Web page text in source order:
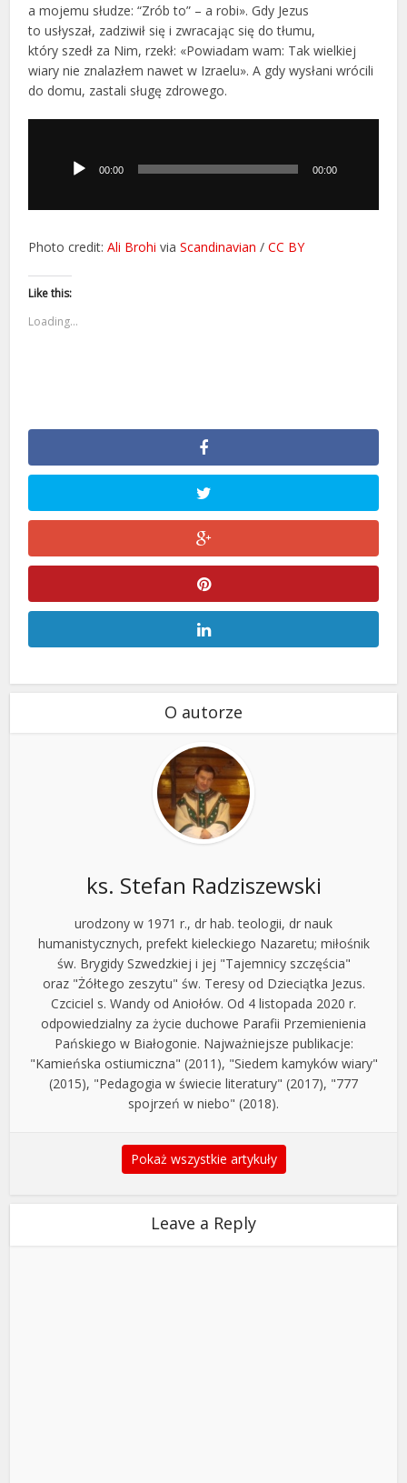
a mojemu słudze: “Zrób to” – a robi». Gdy Jezus
to usłyszał, zadziwił się i zwracając się do tłumu,
który szedł za Nim, rzekł: «Powiadam wam: Tak wielkiej
wiary nie znalazłem nawet w Izraelu». A gdy wysłani wrócili
do domu, zastali sługę zdrowego.
dźwiękowych00:00 00:00
Photo credit:Ali Brohi viaScandinavian /CC BY
Like this:
Loading...
O autorze
ks. Stefan Radziszewski
urodzony w 1971 r., dr hab. teologii, dr nauk
humanistycznych, prefekt kieleckiego Nazaretu; miłośnik
św. Brygidy Szwedzkiej i jej "Tajemnicy szczęścia"
oraz "Żółtego zeszytu" św. Teresy od Dzieciątka Jezus.
Czciciel s. Wandy od Aniołów. Od 4 listopada 2020 r.
odpowiedzialny za życie duchowe Parafii Przemienienia
Pańskiego w Białogonie. Najważniejsze publikacje:
"Kamieńska ostiumiczna" (2011), "Siedem kamyków wiary"
(2015), "Pedagogia w świecie literatury" (2017), "777
spojrzeń w niebo" (2018).
Pokaż wszystkie artykuły
Leave a Reply